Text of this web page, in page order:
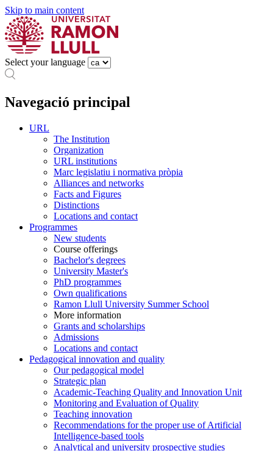
Skip to main content
Select your language
Navegació principal
URL
The Institution
Organization
URL institutions
Marc legislatiu i normativa pròpia
Alliances and networks
Facts and Figures
Distinctions
Locations and contact
Programmes
New students
Course offerings
Bachelor's degrees
University Master's
PhD programmes
Own qualifications
Ramon Llull University Summer School
More information
Grants and scholarships
Admissions
Locations and contact
Pedagogical innovation and quality
Our pedagogical model
Strategic plan
Academic-Teaching Quality and Innovation Unit
Monitoring and Evaluation of Quality
Teaching innovation
Recommendations for the proper use of Artificial
Intelligence-based tools
Analytical and university prospective studies